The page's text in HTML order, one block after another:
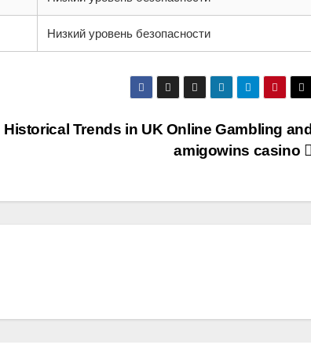
Низкий уровень безопасности
Historical Trends in UK Online Gambling and
amigowins casino